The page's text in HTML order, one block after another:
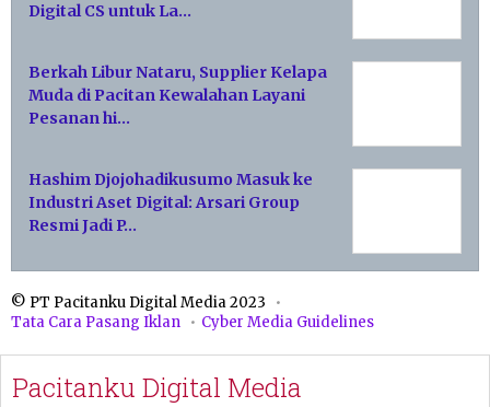
Digital CS untuk La…
Berkah Libur Nataru, Supplier Kelapa
Muda di Pacitan Kewalahan Layani
Pesanan hi…
Hashim Djojohadikusumo Masuk ke
Industri Aset Digital: Arsari Group
Resmi Jadi P…
© PT Pacitanku Digital Media 2023
Tata Cara Pasang Iklan
Cyber Media Guidelines
Pacitanku Digital Media